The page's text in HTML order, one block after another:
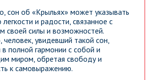
сон об «Крыльях» может указывать
легкости и радости, связанное с
своей силы и возможностей.
увидевший такой сон,
полной гармонии с собой и
миром, обретая свободу и
к самовыражению.